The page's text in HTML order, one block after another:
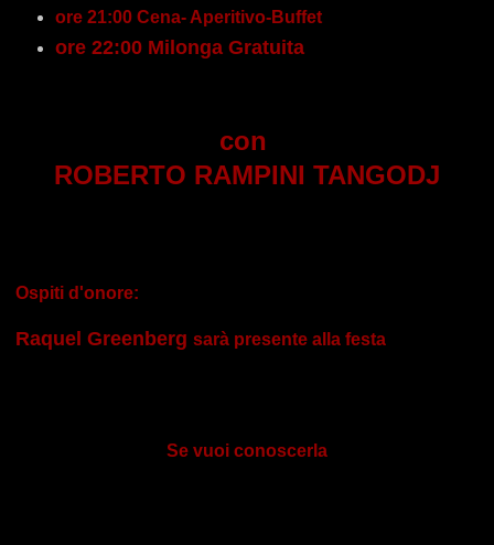
ore 21:00 Cena- Aperitivo-Buffet
ore 22:00 Milonga Gratuita
con
ROBERTO RAMPINI TANGODJ
Ospiti d'onore:
Raquel Greenberg sarà presente alla festa
Se vuoi conoscerla